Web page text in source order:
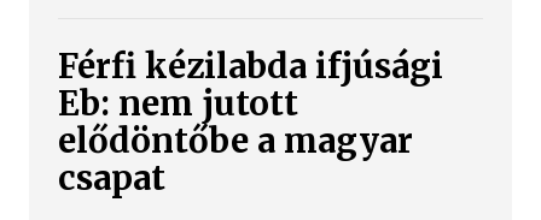
Férfi kézilabda ifjúsági
Eb: nem jutott
elődöntőbe a magyar
csapat